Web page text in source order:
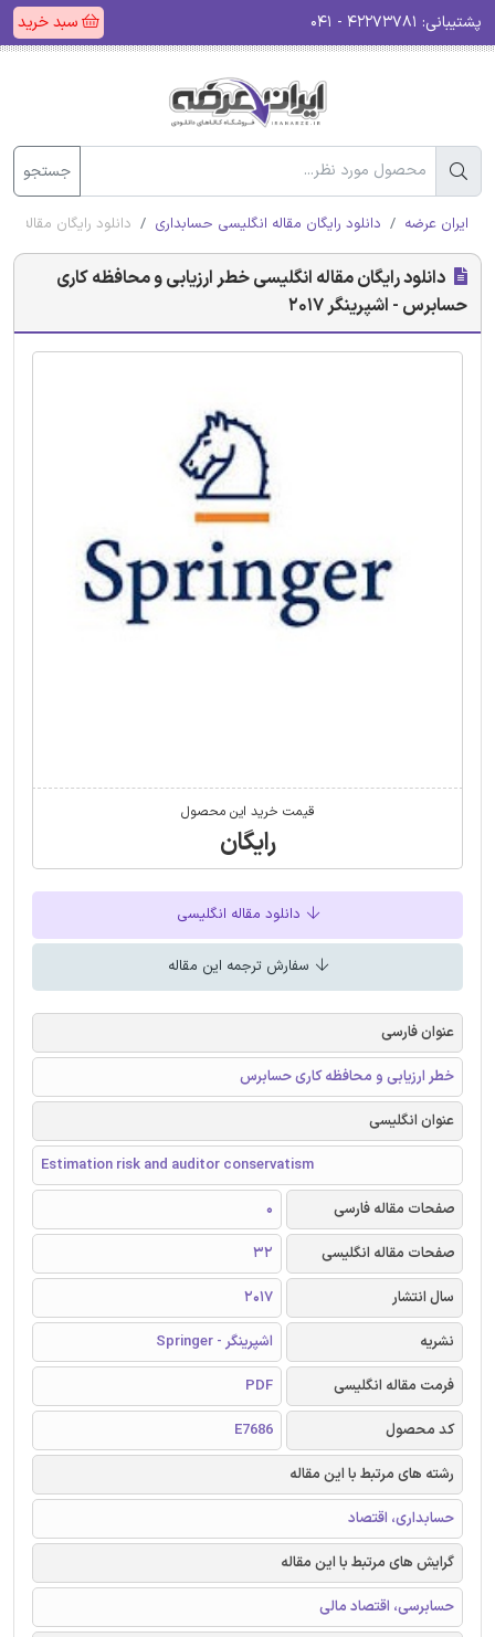
پشتیبانی: سبد خرید
جستجو
ایران عرضه دانلود رایگان مقاله انگلیسی حسابداری دانلود رایگان مقاله
دانلود رایگان مقاله انگلیسی خطر ارزیابی و محافظه کاری
حسابرس - اشپرینگر 2017
قیمت خرید این محصول
رایگان
دانلود مقاله انگلیسی
سفارش ترجمه این مقاله
عنوان فارسی
خطر ارزیابی و محافظه کاری حسابرس
عنوان انگلیسی
Estimation risk and auditor conservatism
صفحات مقاله فارسی
0
صفحات مقاله انگلیسی
32
سال انتشار
2017
نشریه
اشپرینگر - Springer
فرمت مقاله انگلیسی
PDF
کد محصول
E7686
رشته های مرتبط با این مقاله
حسابداری، اقتصاد
گرایش های مرتبط با این مقاله
حسابرسی، اقتصاد مالی